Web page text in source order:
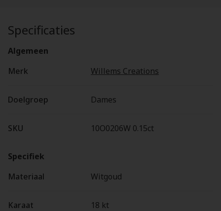
Specificaties
Algemeen
Merk
Willems Creations
Doelgroep Dames
SKU 10O0206W 0.15ct
Specifiek
Materiaal
Witgoud
Karaat 18 kt